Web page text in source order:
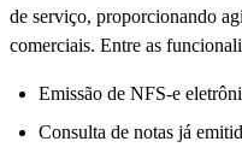
de serviço, proporcionando
comerciais. Entre as
Emissão de NFS-e
Consulta de notas já